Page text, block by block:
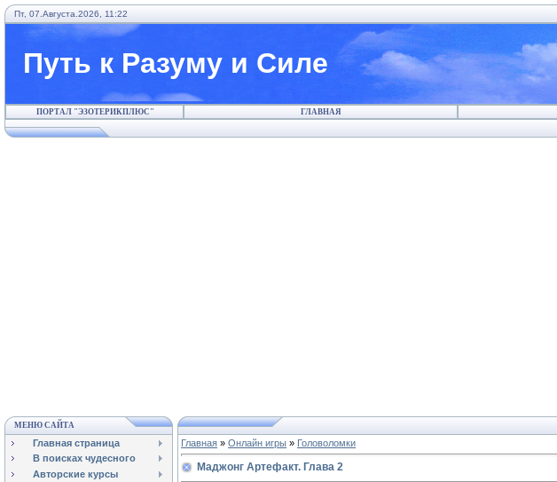
Пт, 07.Августа.2026, 11:22
Путь к Разуму и Силе
ПОРТАЛ "ЭЗОТЕРИКПЛЮС" ГЛАВНАЯ
МЕНЮ САЙТА
Главная страница
В поисках чудесного
Авторские курсы
Главная » Онлайн игры » Головоломки
Маджонг Артефакт. Глава 2